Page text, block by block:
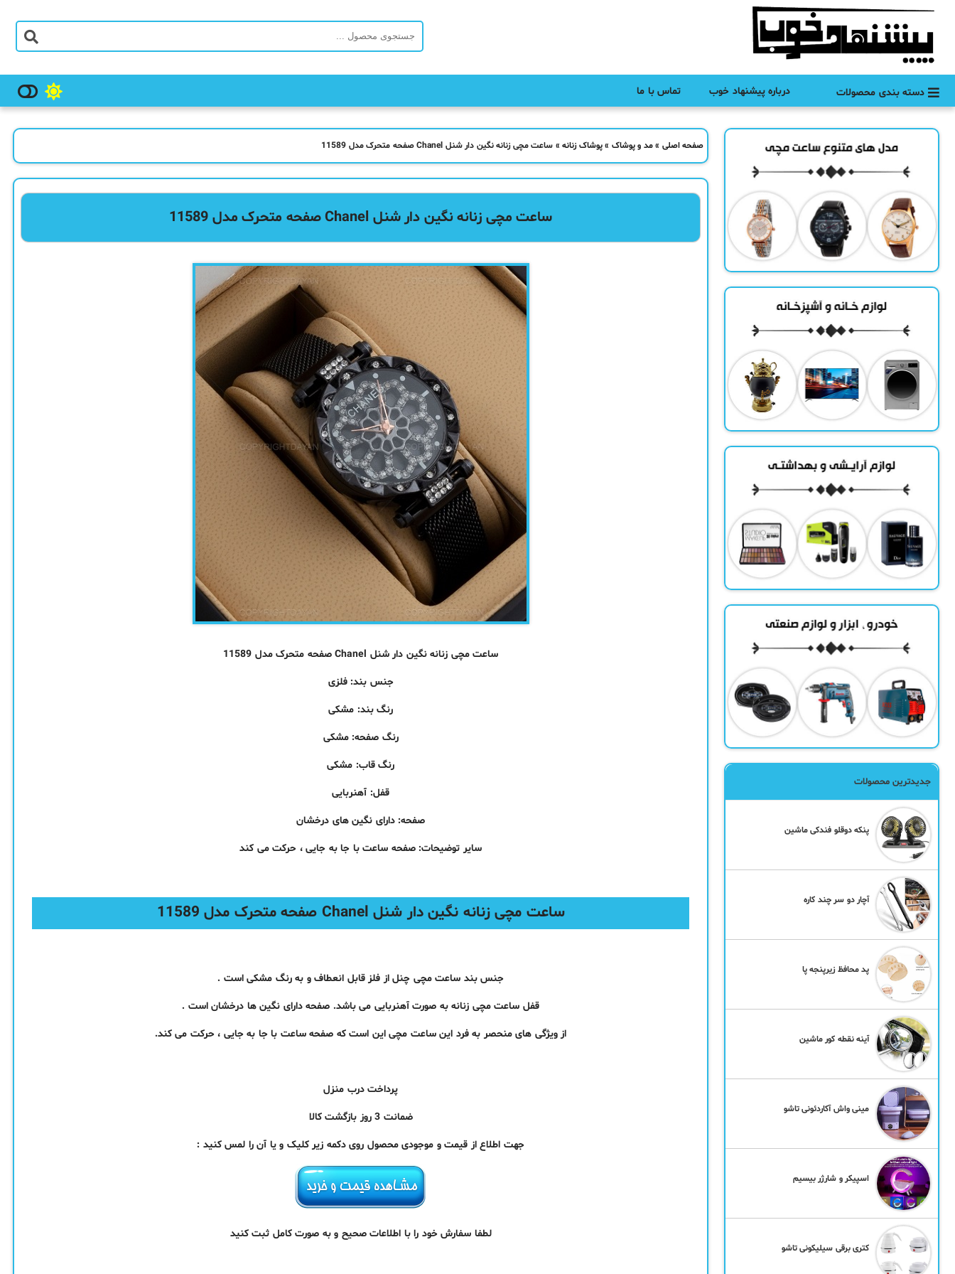
دسته بندی محصولات درباره پیشنهاد خوب تماس با ما
صفحه اصلی »مد و پوشاک »پوشاک زنانه » ساعت مچی زنانه نگین دار شنل Chanel صفحه متحرک مدل 11589
ساعت مچی زنانه نگین دار شنل Chanel صفحه متحرک مدل 11589
ساعت مچی زنانه نگین دار شنل Chanel صفحه متحرک مدل 11589
جنس بند: فلزی
رنگ بند: مشکی
رنگ صفحه: مشکی
رنگ قاب: مشکی
قفل: آهنربایی
صفحه: دارای نگین های درخشان
سایر توضیحات: صفحه ساعت با جا به جایی ، حرکت می کند
ساعت مچی زنانه نگین دار شنل Chanel صفحه متحرک مدل 11589
جنس بند ساعت مچی چنل از فلز قابل انعطاف و به رنگ مشکی است .
قفل ساعت مچی زنانه به صورت آهنربایی می باشد. صفحه دارای نگین ها درخشان است .
از ویژگی های منحصر به فرد این ساعت مچی این است که صفحه ساعت با جا به جایی ، حرکت می کند.
پرداخت درب منزل
ضمانت 3 روز بازگشت کالا
جهت اطلاع از قیمت و موجودی محصول روی دکمه زیر کلیک و یا آن را لمس کنید :
لطفا سفارش خود را با اطلاعات صحیح و به صورت کامل ثبت کنید
جدیدترین محصولات
پنکه دوقلو فندکی ماشین
آچار دو سر چند کاره
پد محافظ زیرپنجه پا
آینه نقطه کور ماشین
مینی واش آکاردئونی تاشو
اسپیکر و شارژر بیسیم
کتری برقی سیلیکونی تاشو